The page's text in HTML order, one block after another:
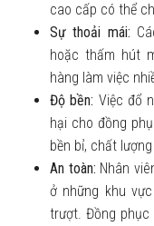
cao cấp có thể
Sự thoải mái:
hoặc thấm hút
hàng làm việc
Độ bền: Việc đổ
hại cho đồng
bền bỉ, chất
An toàn: Nhân
ở những khu
trượt. Đồng phục